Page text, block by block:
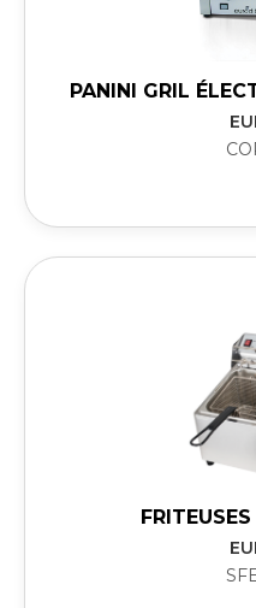
PANINI GRIL